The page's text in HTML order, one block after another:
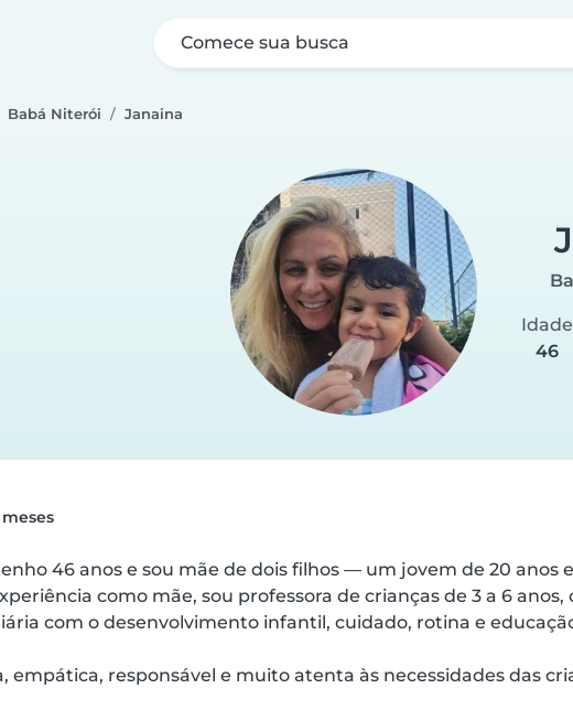
Comece sua busca
Babá Niterói Janaina
Idade
46
46 anos e sou mãe de dois filhos — um jovem de 20 anos
como mãe, sou professora de crianças de 3 a 6 anos,
com o desenvolvimento infantil, cuidado, rotina e
empática, responsável e muito atenta às necessidades das